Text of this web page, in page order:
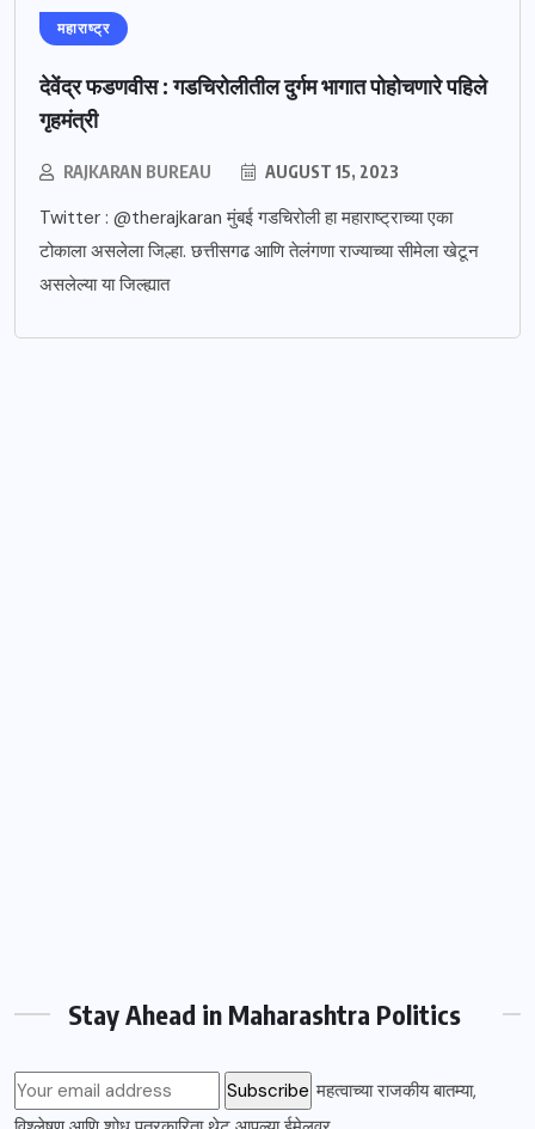
महाराष्ट्र
देवेंद्र फडणवीस : गडचिरोलीतील दुर्गम भागात पोहोचणारे पहिले
गृहमंत्री
RAJKARAN BUREAU AUGUST 15, 2023
Twitter : @therajkaran मुंबई गडचिरोली हा महाराष्ट्राच्या एका
टोकाला असलेला जिल्हा. छत्तीसगढ आणि तेलंगणा राज्याच्या सीमेला खेटून
असलेल्या या जिल्ह्यात
Stay Ahead in Maharashtra Politics
महत्वाच्या राजकीय बातम्या,